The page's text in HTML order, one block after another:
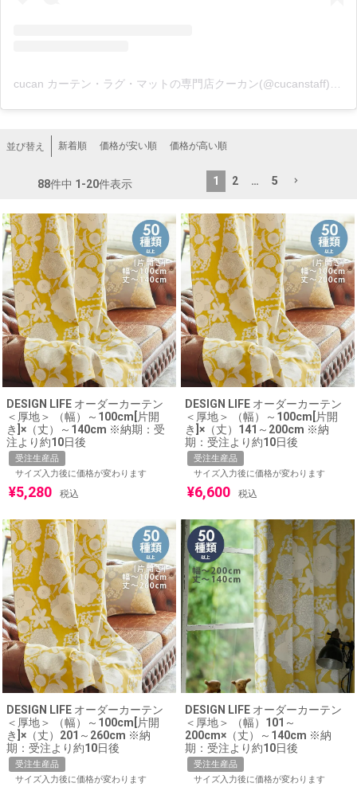
並び替え 新着順 価格が安い順 価格が高い順
88件中 1 -20件表示 1 2 … 5
DESIGN LIFE オーダーカーテン
＜厚地＞ （幅）～100cm[片開
き]×（丈）～140cm ※納期：受
注より約10日後
受注生産品
サイズ入力後に価格が変わります
¥5,280 税込
DESIGN LIFE オーダーカーテン
＜厚地＞ （幅）～100cm[片開
き]×（丈）141～200cm ※納
期：受注より約10日後
受注生産品
サイズ入力後に価格が変わります
¥6,600 税込
DESIGN LIFE オーダーカーテン
＜厚地＞ （幅）～100cm[片開
き]×（丈）201～260cm ※納
期：受注より約10日後
受注生産品
サイズ入力後に価格が変わります
DESIGN LIFE オーダーカーテン
＜厚地＞ （幅）101～
200cm×（丈）～140cm ※納
期：受注より約10日後
受注生産品
サイズ入力後に価格が変わります